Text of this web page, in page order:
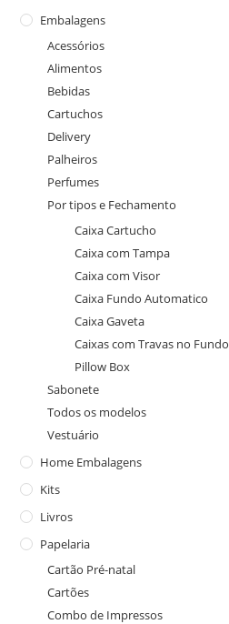
Embalagens
Acessórios
Alimentos
Bebidas
Cartuchos
Delivery
Palheiros
Perfumes
Por tipos e Fechamento
Caixa Cartucho
Caixa com Tampa
Caixa com Visor
Caixa Fundo Automatico
Caixa Gaveta
Caixas com Travas no Fundo
Pillow Box
Sabonete
Todos os modelos
Vestuário
Home Embalagens
Kits
Livros
Papelaria
Cartão Pré-natal
Cartões
Combo de Impressos